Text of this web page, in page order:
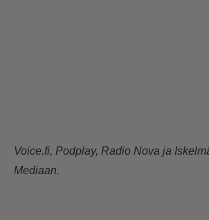
Voice.fi, Podplay, Radio Nova ja
Mediaan.